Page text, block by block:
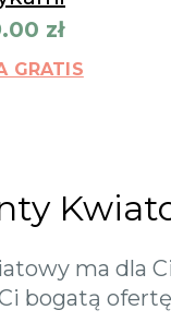
zł
GRATIS
ma dla
bogatą